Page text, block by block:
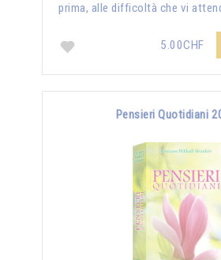
prima, alle difficoltà che vi
5.00CHF
Pensieri Quotidiani